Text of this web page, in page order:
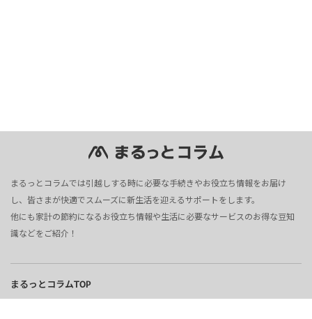
まるっとコラムでは引越しする時に必要な手続きやお役立ち情報をお届け
し、皆さまが快適でスムーズに新生活を迎えるサポートをします。
他にも家計の節約になるお役立ち情報や生活に必要なサービスのお得な豆知
識などをご紹介！
まるっとコラムTOP